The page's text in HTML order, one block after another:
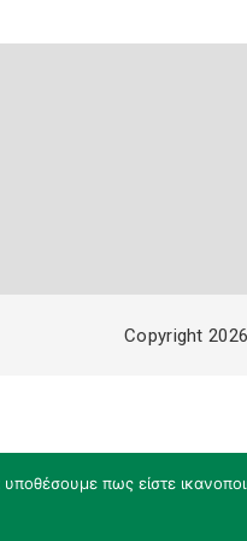
πως είστε
Copyright 2026